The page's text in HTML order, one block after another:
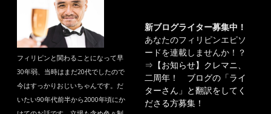
フィリピンと関わることになって早
30年弱、当時はまだ20代でしたので
今はすっかりおじいちゃんです。だ
いたい90年代前半から2000年頃にか
新ブログライター募集中！
あなたのフィリピンエピソ
ードを連載しませんか！？
⇒ 【お知らせ】クレマニ、
二周年！ ブログの「ライ
ターさん」と翻訳をしてく
ださる方募集！